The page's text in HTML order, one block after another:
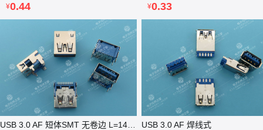
¥0.44 ¥0.33
USB 3.0 AF 焊线式